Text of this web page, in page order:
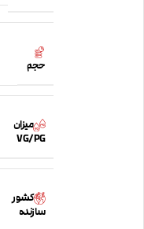
حجم
میزان
VG/PG
کشور
سازنده